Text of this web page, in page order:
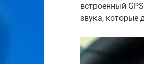
встроенный
звука, которые